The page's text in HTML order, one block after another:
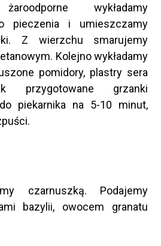
wykładamy
pieczenia i umieszczamy
Z wierzchu smarujemy
Kolejno wykładamy
pomidory, plastry sera
przygotowane grzanki
piekarnika na 5-10 minut,
czarnuszką. Podajemy
bazylii, owocem granatu